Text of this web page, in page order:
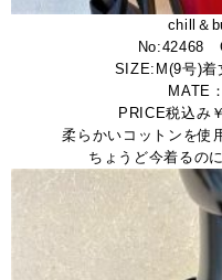
chill＆
No:42468
SIZE:M(9号)
MATE
PRICE税込み
柔らかいコットンを使
ちょうど今着るの